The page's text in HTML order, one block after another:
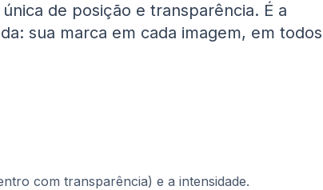
de posição e transparência. É a
sua marca em cada imagem, em todos
com transparência) e a intensidade.